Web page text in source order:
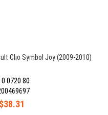
Clıo Symbol Joy (2009-2010)
0720 80
$38.31